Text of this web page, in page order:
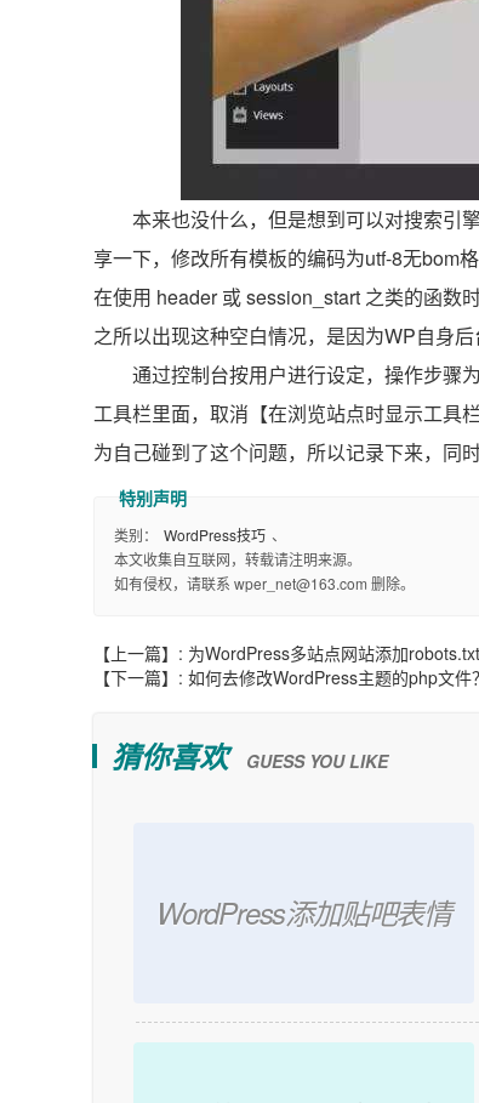
本来也没什么，但是想到可以对搜索引
享一下，修改所有模板的编码为utf-8无bom
在使用 header 或 session_start 之类的函数
之所以出现这种空白情况，是因为WP自身
通过控制台按用户进行设定，操作步骤
工具栏里面，取消【在浏览站点时显示工具
为自己碰到了这个问题，所以记录下来，同
类别： WordPress技巧 、
本文收集自互联网，转载请注明来源。
如有侵权，请联系 wper_net@163.com 删除。
【上一篇】: 为WordPress多站点网站添加
【下一篇】: 如何去修改WordPress主题的php文件？
猜你喜欢 GUESS YOU LIKE
WordPress添加贴吧表情